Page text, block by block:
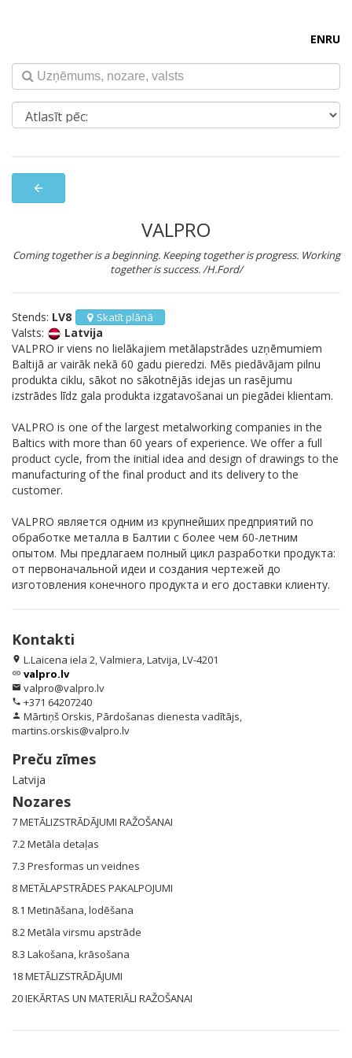
ENRU
arrow_back
VALPRO
Coming together is a beginning. Keeping together is progress. Working
together is success. /H.Ford/
Stends: LV8 Skatīt plānā
Valsts:
Latvija
VALPRO ir viens no lielākajiem metālapstrādes uzņēmumiem
Baltijā ar vairāk nekā 60 gadu pieredzi. Mēs piedāvājam pilnu
produkta ciklu, sākot no sākotnējās idejas un rasējumu
izstrādes līdz gala produkta izgatavošanai un piegādei klientam.
VALPRO is one of the largest metalworking companies in the
Baltics with more than 60 years of experience. We offer a full
product cycle, from the initial idea and design of drawings to the
manufacturing of the final product and its delivery to the
customer.
VALPRO является одним из крупнейших предприятий по
обработке металла в Балтии с более чем 60-летним
опытом. Мы предлагаем полный цикл разработки продукта:
от первоначальной идеи и создания чертежей до
изготовления конечного продукта и его доставки клиенту.
Kontakti
location_on L.Laicena iela 2, Valmiera, Latvija, LV-4201
link valpro.lv
email valpro@valpro.lv
phone +371 64207240
person Mārtiņš Orskis, Pārdošanas dienesta vadītājs,
martins.orskis@valpro.lv
Preču zīmes
Latvija
Nozares
7 METĀLIZSTRĀDĀJUMI RAŽOŠANAI
7.2 Metāla detaļas
7.3 Presformas un veidnes
8 METĀLAPSTRĀDES PAKALPOJUMI
8.1 Metināšana, lodēšana
8.2 Metāla virsmu apstrāde
8.3 Lakošana, krāsošana
18 METĀLIZSTRĀDĀJUMI
20 IEKĀRTAS UN MATERIĀLI RAŽOŠANAI